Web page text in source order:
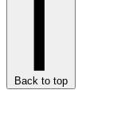
Back to top